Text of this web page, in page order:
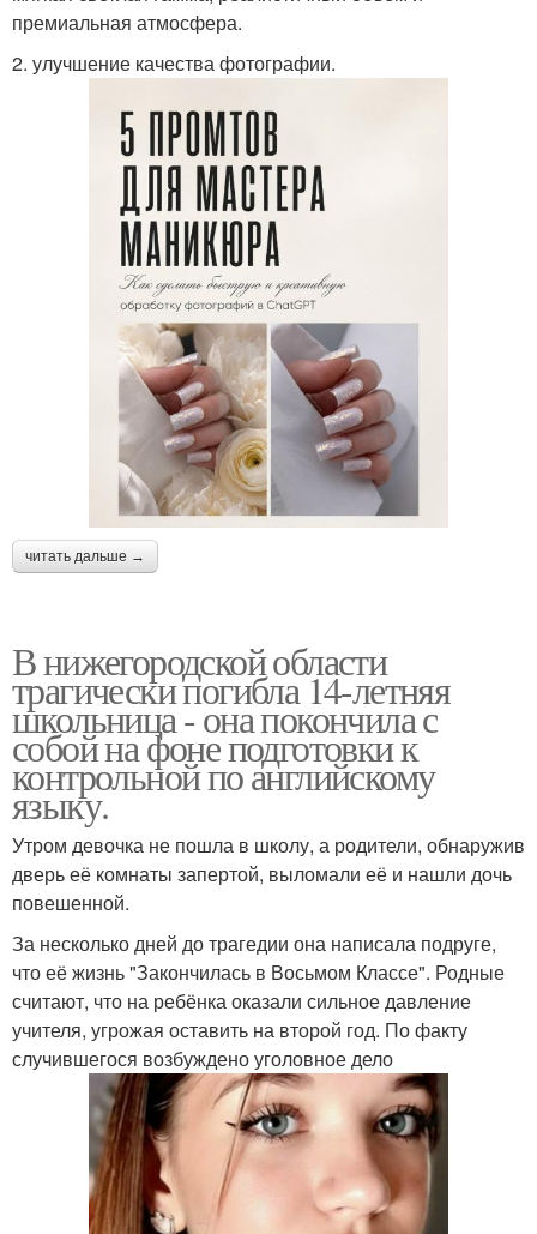
премиальная атмосфера.
2. улучшение качества фотографии.
читать дальше →
В нижегородской области
трагически погибла 14-летняя
школьница - она покончила с
собой на фоне подготовки к
контрольной по английскому
языку.
Утром девочка не пошла в школу, а родители, обнаружив
дверь её комнаты запертой, выломали её и нашли дочь
повешенной.
За несколько дней до трагедии она написала подруге,
что её жизнь "Закончилась в Восьмом Классе". Родные
считают, что на ребёнка оказали сильное давление
учителя, угрожая оставить на второй год. По факту
случившегося возбуждено уголовное дело